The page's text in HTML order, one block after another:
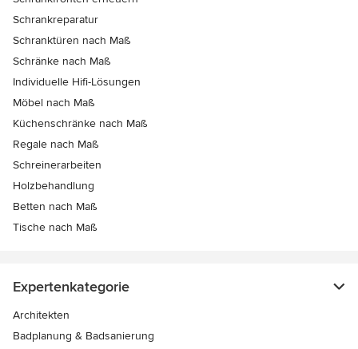
Schrankreparatur
Schranktüren nach Maß
Schränke nach Maß
Individuelle Hifi-Lösungen
Möbel nach Maß
Küchenschränke nach Maß
Regale nach Maß
Schreinerarbeiten
Holzbehandlung
Betten nach Maß
Tische nach Maß
Expertenkategorie
Architekten
Badplanung & Badsanierung